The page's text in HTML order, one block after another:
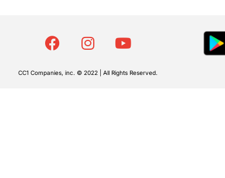
CC1 Companies, inc. © 2022 | All Rights Reserved.